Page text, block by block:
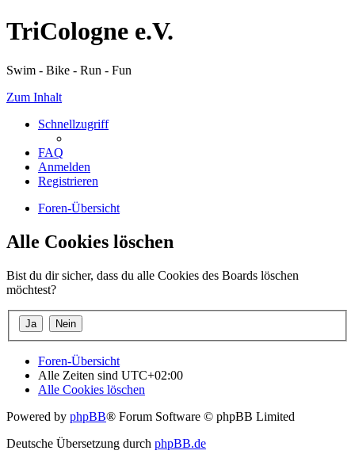
TriCologne e.V.
Swim - Bike - Run - Fun
Zum Inhalt
Schnellzugriff
FAQ
Anmelden
Registrieren
Foren-Übersicht
Alle Cookies löschen
Bist du dir sicher, dass du alle Cookies des Boards löschen
möchtest?
Foren-Übersicht
Alle Zeiten sind UTC+02:00
Alle Cookies löschen
Powered by phpBB® Forum Software © phpBB Limited
Deutsche Übersetzung durch phpBB.de